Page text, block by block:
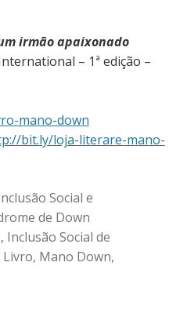
irmão apaixonado
– 1ª edição –
mano-down
bit.ly/loja-literare-mano-
Social e
de Down
, Inclusão Social de
Livro, Mano Down,